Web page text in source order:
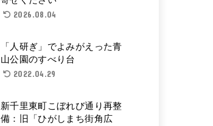
2026.08.04
「人研ぎ」でよみがえった青
山公園のすべり台
2022.04.29
新千里東町こぼれび通り再整
備：旧「ひがしまち街角広